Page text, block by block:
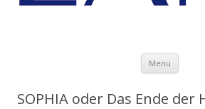
Menü
SOPHIA oder Das Ende der